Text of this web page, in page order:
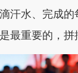
汗水、完成
最重要的，拼